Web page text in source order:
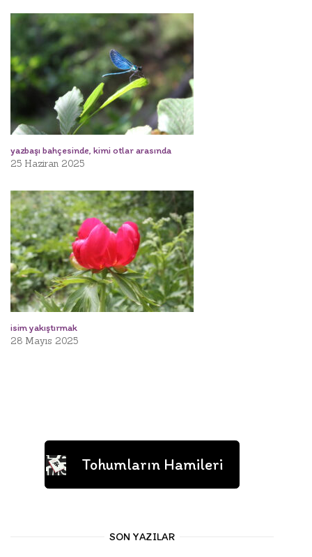
yazbaşı bahçesinde, kimi otlar arasında
25 Haziran 2025
isim yakıştırmak
28 Mayıs 2025
Tohumların Hamileri
SON YAZILAR